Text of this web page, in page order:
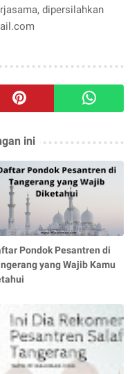
dipersilahkan
ini
Pondok Pesantren di
yang Wajib Kamu